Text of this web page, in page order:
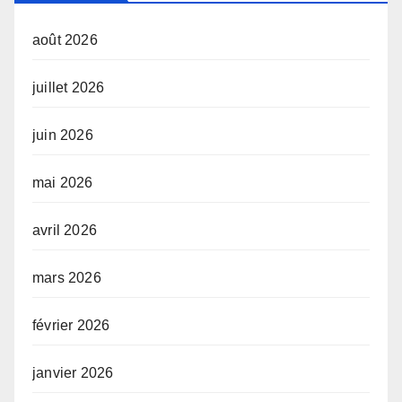
août 2026
juillet 2026
juin 2026
mai 2026
avril 2026
mars 2026
février 2026
janvier 2026